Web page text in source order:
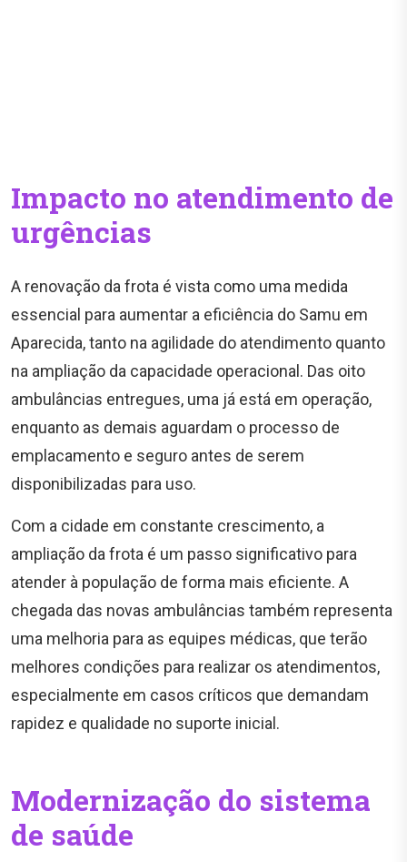
Impacto no atendimento de
urgências
A renovação da frota é vista como uma medida
essencial para aumentar a eficiência do Samu em
Aparecida, tanto na agilidade do atendimento quanto
na ampliação da capacidade operacional. Das oito
ambulâncias entregues, uma já está em operação,
enquanto as demais aguardam o processo de
emplacamento e seguro antes de serem
disponibilizadas para uso.
Com a cidade em constante crescimento, a
ampliação da frota é um passo significativo para
atender à população de forma mais eficiente. A
chegada das novas ambulâncias também representa
uma melhoria para as equipes médicas, que terão
melhores condições para realizar os atendimentos,
especialmente em casos críticos que demandam
rapidez e qualidade no suporte inicial.
Modernização do sistema
de saúde